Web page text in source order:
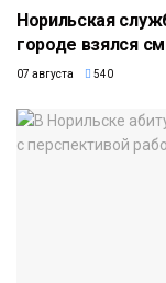
Норильская
городе взялся
07 августа 540